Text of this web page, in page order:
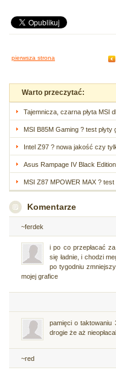
pierwsza strona
Warto przeczytać:
Tajemnicza, czarna płyta MSI
MSI B85M Gaming ? test płyty
Intel Z97 ? nowa jakość czy
Asus Rampage IV Black
MSI Z87 MPOWER MAX ? test
Komentarze
~ferdek
i po co przepłacać
się ładnie, i chodzi
po tygodniu
mojej grafice
pamięci o taktowaniu
drogie że aż
~red